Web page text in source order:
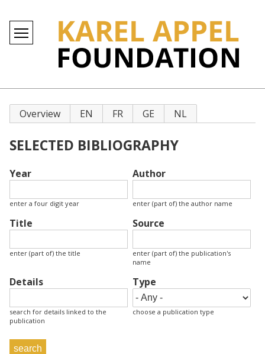
Primary
Overview EN FR GE NL
SELECTED BIBLIOGRAPHY
Year
enter a four digit year
Author
enter (part of) the author name
Title
enter (part of) the title
Source
enter (part of) the publication's
name
Details
search for details linked to the
publication
Type
choose a publication type